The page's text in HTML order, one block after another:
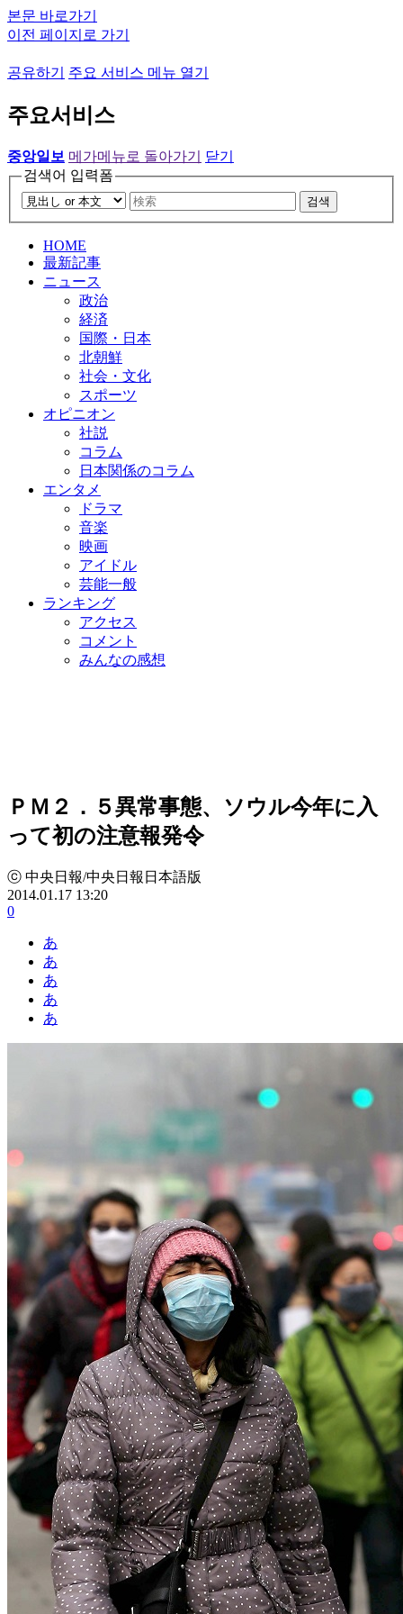
본문 바로가기
이전 페이지로 가기
공유하기 주요 서비스 메뉴 열기
주요서비스
중앙일보 메가메뉴로 돌아가기
닫기
검색어 입력폼
검색
HOME
最新記事
ニュース
政治
経済
国際・日本
北朝鮮
社会・文化
スポーツ
オピニオン
社説
コラム
日本関係のコラム
エンタメ
ドラマ
音楽
映画
アイドル
芸能一般
ランキング
アクセス
コメント
みんなの感想
ＰＭ２．５異常事態、ソウル今年に入
って初の注意報発令
ⓒ 中央日報/中央日報日本語版
2014.01.17 13:20
0
あ
あ
あ
あ
あ